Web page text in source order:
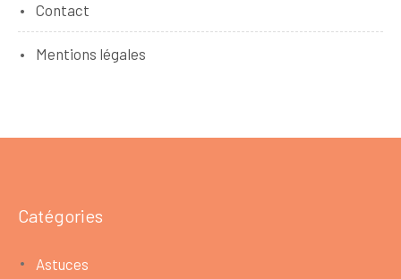
Contact
Mentions légales
Catégories
Astuces